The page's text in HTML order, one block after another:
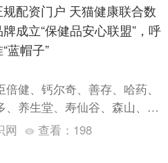
配资门户 天猫健康联合数
成立“保健品安心联盟”，呼
蓝帽子”
健、钙尔奇、善存、哈药、
养生堂、寿仙谷、森山、诺
业，共同启动“保健品安心
网 查看： 198